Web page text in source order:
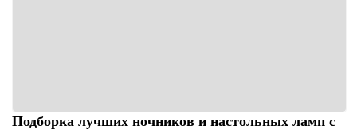
Подборка лучших ночников и настольных ламп с